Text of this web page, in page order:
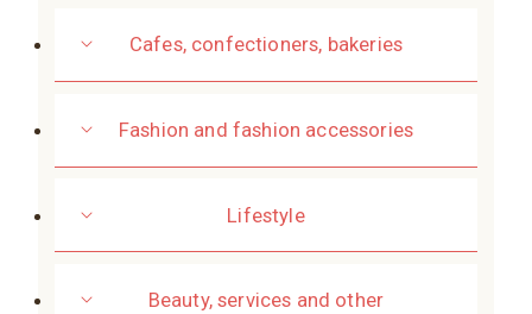
Cafes, confectioners, bakeries
Fashion and fashion accessories
Lifestyle
Beauty, services and other